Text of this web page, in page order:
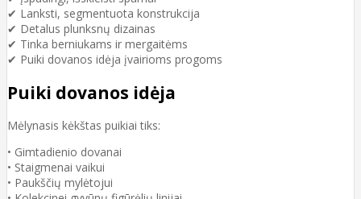
✔ Lanksti, segmentuota konstrukcija
✔ Detalus plunksnų dizainas
✔ Tinka berniukams ir mergaitėms
✔ Puiki dovanos idėja įvairioms progoms
Puiki dovanos idėja
Mėlynasis kėkštas puikiai tiks:
• Gimtadienio dovanai
• Staigmenai vaikui
• Paukščių mylėtojui